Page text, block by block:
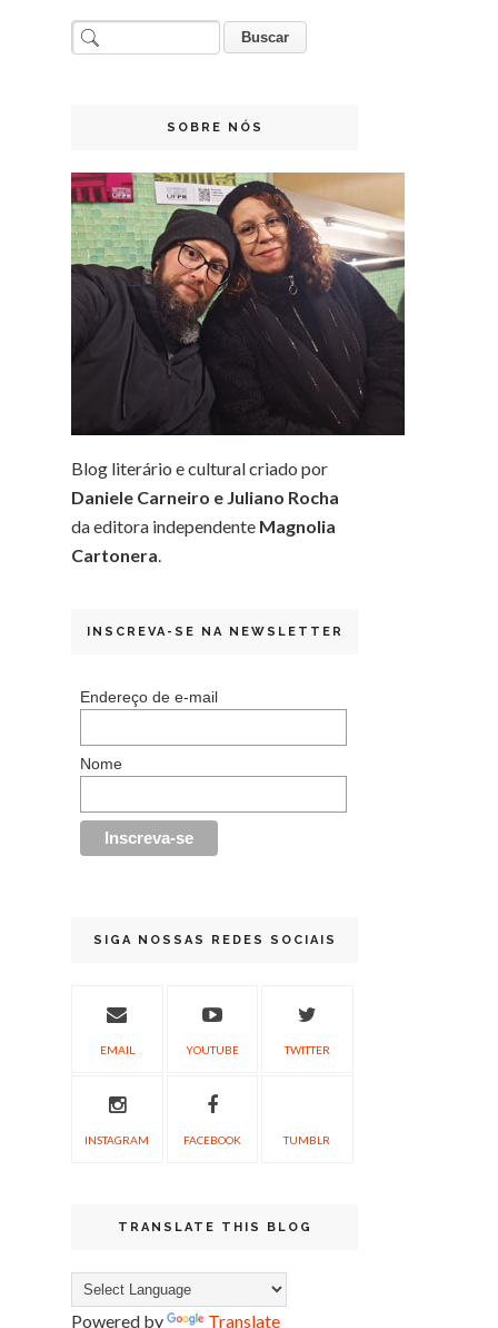
SOBRE NÓS
Blog literário e cultural criado por
Daniele Carneiro e Juliano Rocha
da editora independente Magnolia
Cartonera.
INSCREVA-SE NA NEWSLETTER
Endereço de e-mail
Nome
SIGA NOSSAS REDES SOCIAIS
EMAIL YOUTUBE TWITTER
INSTAGRAM FACEBOOK TUMBLR
TRANSLATE THIS BLOG
Powered by Translate